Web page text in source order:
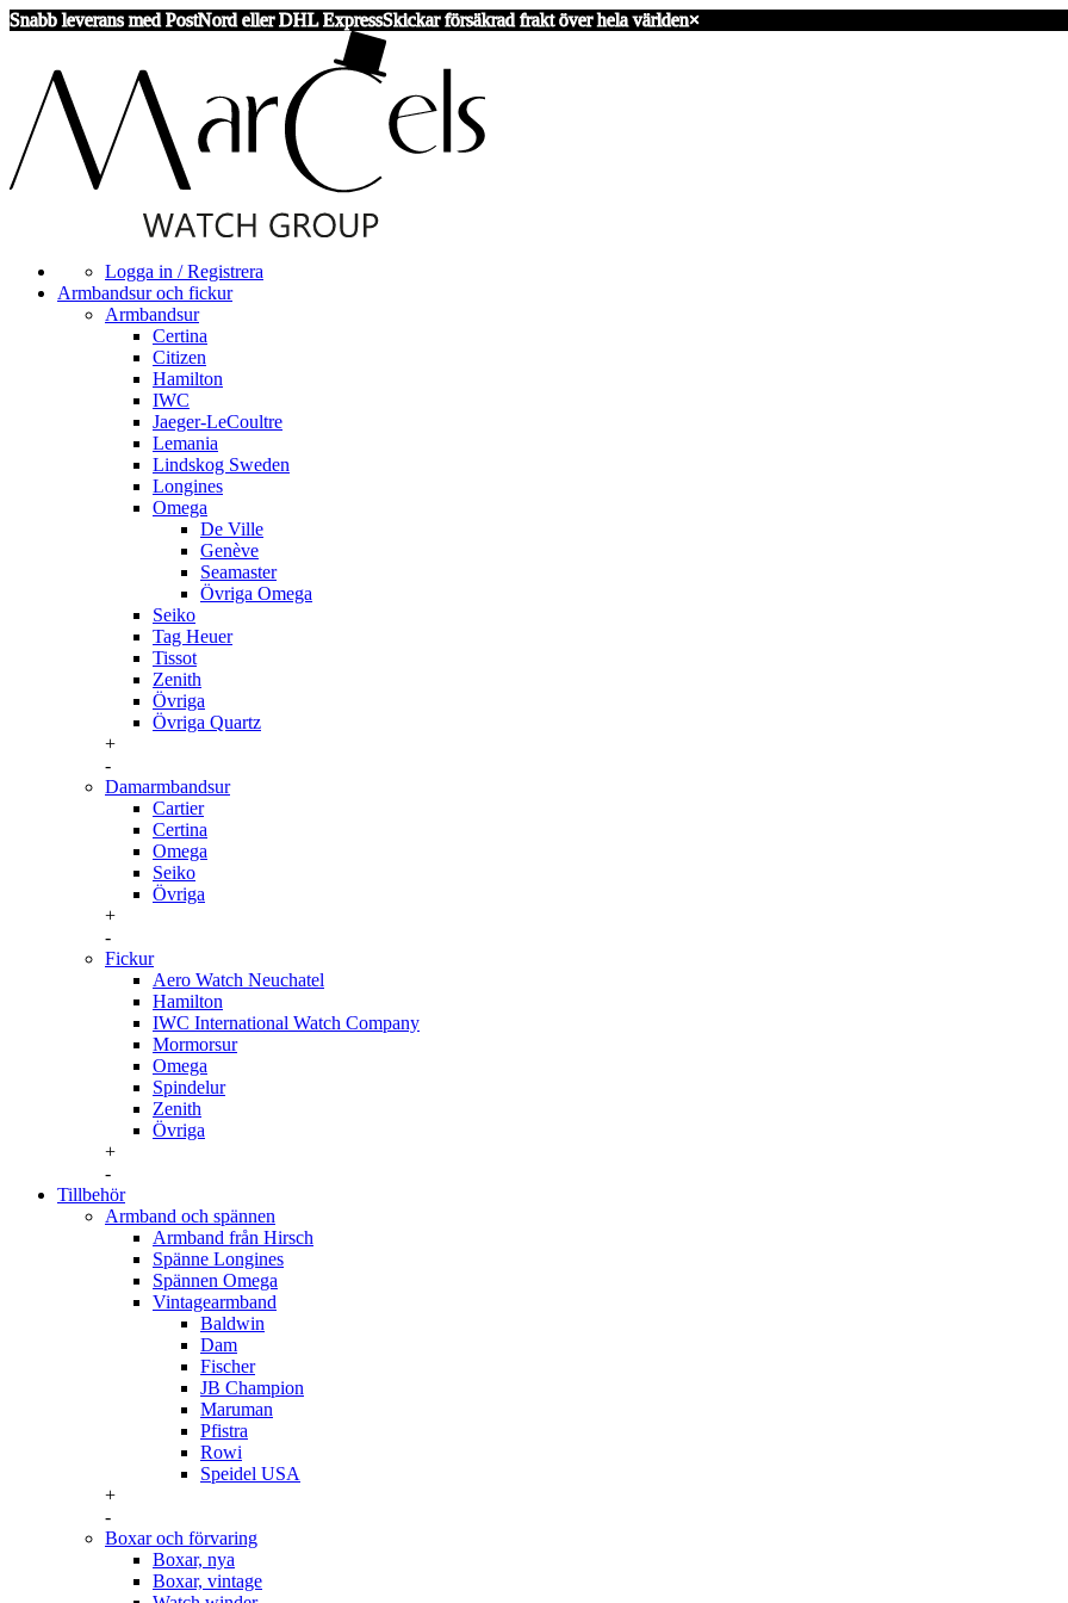
Snabb leverans med PostNord eller DHL ExpressSkickar försäkrad frakt över hela världen×
Logga in / Registrera
Armbandsur och fickur
Armbandsur
Certina
Citizen
Hamilton
IWC
Jaeger-LeCoultre
Lemania
Lindskog Sweden
Longines
Omega
De Ville
Genève
Seamaster
Övriga Omega
Seiko
Tag Heuer
Tissot
Zenith
Övriga
Övriga Quartz
+
-
Damarmbandsur
Cartier
Certina
Omega
Seiko
Övriga
+
-
Fickur
Aero Watch Neuchatel
Hamilton
IWC International Watch Company
Mormorsur
Omega
Spindelur
Zenith
Övriga
+
-
Tillbehör
Armband och spännen
Armband från Hirsch
Spänne Longines
Spännen Omega
Vintagearmband
Baldwin
Dam
Fischer
JB Champion
Maruman
Pfistra
Rowi
Speidel USA
+
-
Boxar och förvaring
Boxar, nya
Boxar, vintage